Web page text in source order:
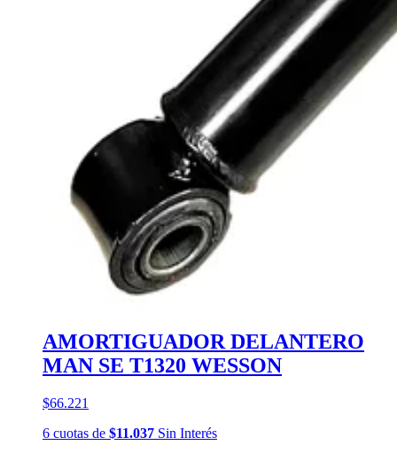
AMORTIGUADOR DELANTERO
MAN SE T1320 WESSON
$66.221
6 cuotas de $11.037 Sin Interés